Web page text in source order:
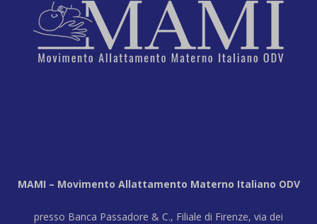
MAMI – Movimento Allattamento Materno Italiano ODV
presso Banca Passadore & C., Filiale di Firenze, via dei